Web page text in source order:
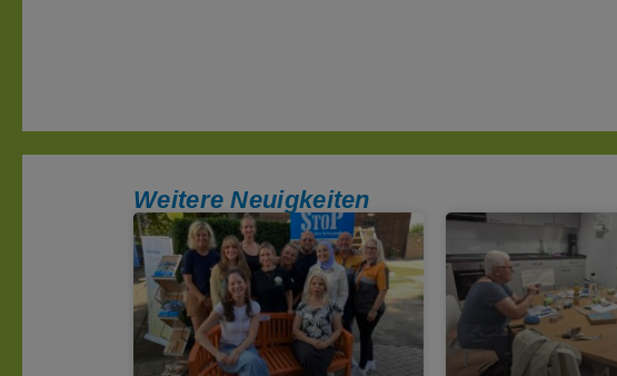
Weitere Neuigkeiten